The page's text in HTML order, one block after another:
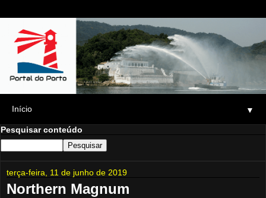
▼
Pesquisar conteúdo
terça-feira, 11 de junho de 2019
Northern Magnum